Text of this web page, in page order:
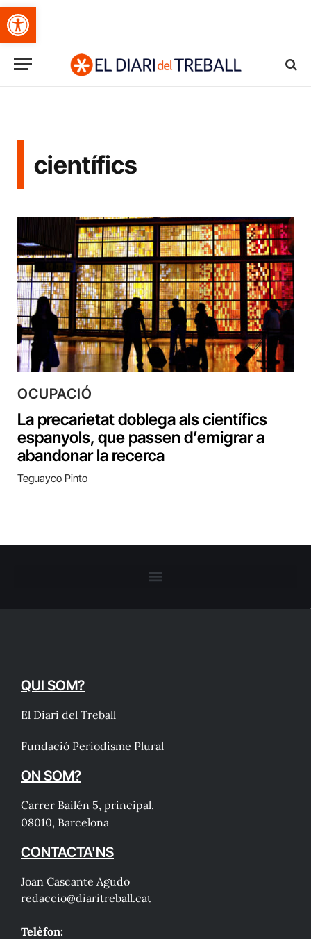
Obre la barra d'eines
científics
OCUPACIÓ
La precarietat doblega als científics
espanyols, que passen d’emigrar a
abandonar la recerca
Teguayco Pinto
QUI SOM?
El Diari del Treball
Fundació Periodisme Plural
ON SOM?
Carrer Bailén 5, principal.
08010, Barcelona
CONTACTA'NS
Joan Cascante Agudo
redaccio@diaritreball.cat
Telèfon: